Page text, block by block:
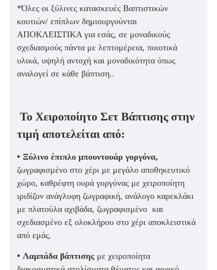
*Όλες οι ξύλινες κατασκευές Βαπτιστικών
κουτιών/ επίπλων δημιουργούνται
ΑΠΟΚΛΕΙΣΤΙΚΑ για εσάς, σε μοναδικούς
σχεδιασμούς πάντα με λεπτομέρεια, ποιοτικά
υλικά, υψηλή αντοχή και μοναδικότητα όπως
αναλογεί σε κάθε βάπτιση..
Το Χειροποίητο Σετ Βάπτισης στην
τιμή αποτελείται από:
• Ξύλινο έπιπλο μπουντουάρ γοργόνα,
ζωγραφισμένο στο χέρι με μεγάλο αποθηκευτικό
χώρο, καθρέφτη ουρά γοργόνας με χειροποίητη
ιριδίζον ανάγλυφη ζωγραφική, ανάλογο καρεκλάκι
με πλατούλα αχιβάδα, ζωγραφισμένο και
σχεδιασμένο εξ ολοκλήρου στο χέρι αποκλειστικά
από εμάς.
• Λαμπάδα βάπτισης με χειροποίητα